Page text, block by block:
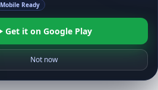
Mobile Ready
Get it on Google Play
Not now